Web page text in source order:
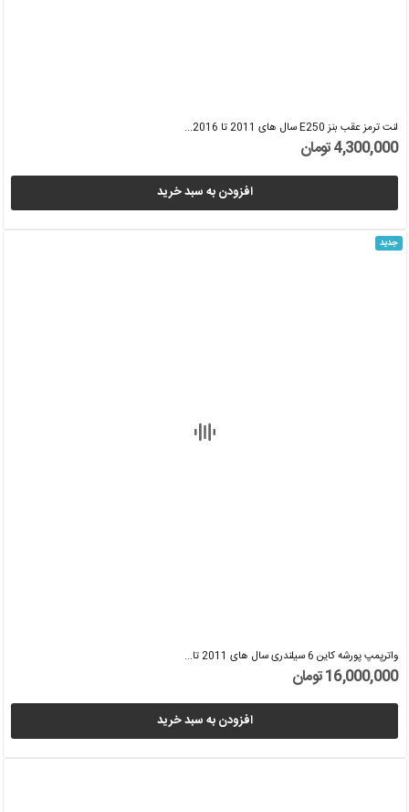
لنت ترمز عقب بنز E250 سال های 2011 تا 2016...
4,300,000 تومان
افزودن به سبد خرید
جدید
واترپمپ پورشه کاین 6 سیلندری سال های 2011 تا...
16,000,000 تومان
افزودن به سبد خرید